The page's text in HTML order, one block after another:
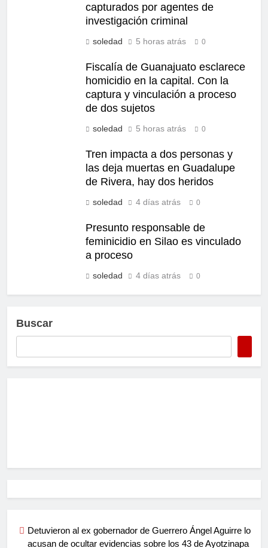
capturados por agentes de
investigación criminal
soledad 5 horas atrás 0
Fiscalía de Guanajuato esclarece
homicidio en la capital. Con la
captura y vinculación a proceso
de dos sujetos
soledad 5 horas atrás 0
Tren impacta a dos personas y
las deja muertas en Guadalupe
de Rivera, hay dos heridos
soledad 4 días atrás 0
Presunto responsable de
feminicidio en Silao es vinculado
a proceso
soledad 4 días atrás 0
Buscar
Detuvieron al ex gobernador de Guerrero Ángel Aguirre lo
acusan de ocultar evidencias sobre los 43 de Ayotzinapa